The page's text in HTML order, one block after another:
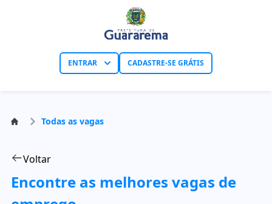
ENTRAR CADASTRE-SE GRÁTIS
Todas as vagas
Voltar
Encontre as melhores vagas de